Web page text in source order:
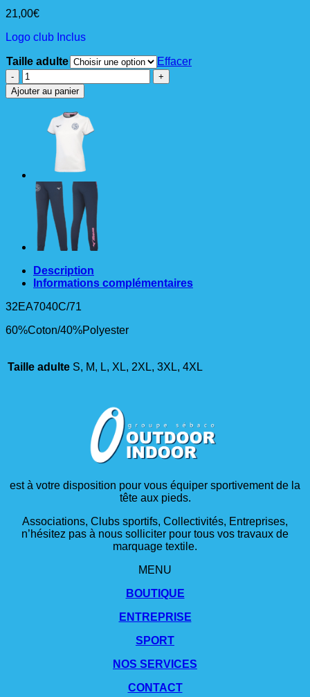
21,00€
Logo club Inclus
Taille adulte
Effacer
quantité
de
TEE-
Homme
Ajouter au panier
Description
Informations complémentaires
32EA7040C/71
60%Coton/40%Polyester
Taille adulte S, M, L, XL, 2XL, 3XL, 4XL
est à votre disposition pour vous équiper sportivement de la
tête aux pieds.
Associations, Clubs sportifs, Collectivités, Entreprises,
n’hésitez pas à nous solliciter pour tous vos travaux de
marquage textile.
MENU
BOUTIQUE
ENTREPRISE
SPORT
NOS SERVICES
CONTACT